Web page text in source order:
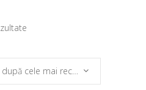
cele